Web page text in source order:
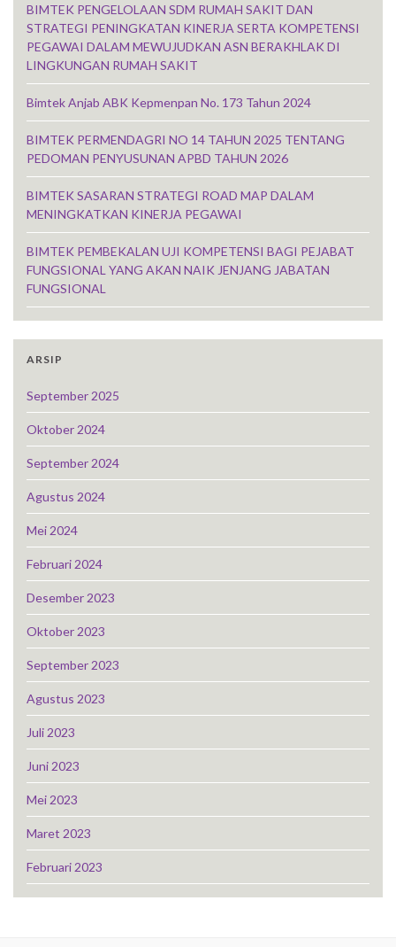
BIMTEK PENGELOLAAN SDM RUMAH SAKIT DAN
STRATEGI PENINGKATAN KINERJA SERTA KOMPETENSI
PEGAWAI DALAM MEWUJUDKAN ASN BERAKHLAK DI
LINGKUNGAN RUMAH SAKIT
Bimtek Anjab ABK Kepmenpan No. 173 Tahun 2024
BIMTEK PERMENDAGRI NO 14 TAHUN 2025 TENTANG
PEDOMAN PENYUSUNAN APBD TAHUN 2026
BIMTEK SASARAN STRATEGI ROAD MAP DALAM
MENINGKATKAN KINERJA PEGAWAI
BIMTEK PEMBEKALAN UJI KOMPETENSI BAGI PEJABAT
FUNGSIONAL YANG AKAN NAIK JENJANG JABATAN
FUNGSIONAL
ARSIP
September 2025
Oktober 2024
September 2024
Agustus 2024
Mei 2024
Februari 2024
Desember 2023
Oktober 2023
September 2023
Agustus 2023
Juli 2023
Juni 2023
Mei 2023
Maret 2023
Februari 2023